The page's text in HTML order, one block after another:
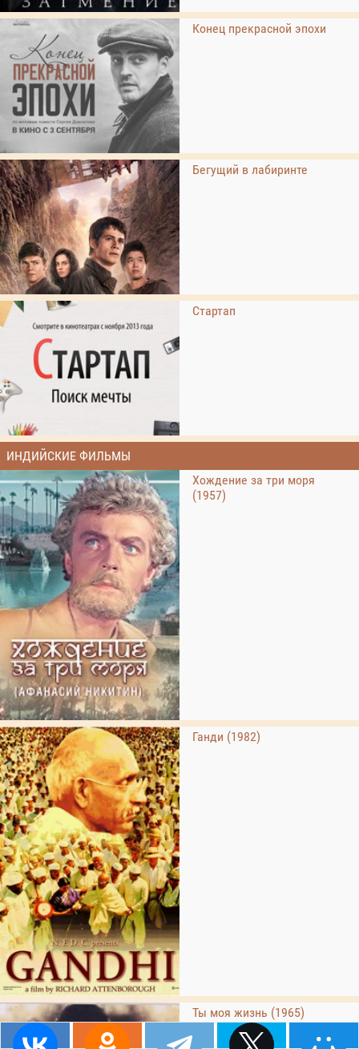
Конец прекрасной эпохи
Бегущий в лабиринте
Стартап
ИНДИЙСКИЕ ФИЛЬМЫ
Хождение за три моря
(1957)
Ганди (1982)
Ты моя жизнь (1965)